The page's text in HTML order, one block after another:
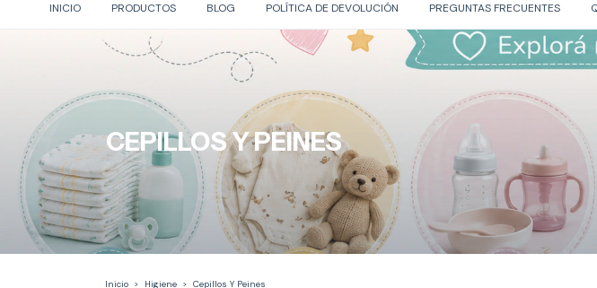
INICIO PRODUCTOS BLOG POLÍTICA DE DEVOLUCIÓN PREGUNTAS FRECUENTES
CEPILLOS Y PEINES
Inicio > Higiene > Cepillos Y Peines